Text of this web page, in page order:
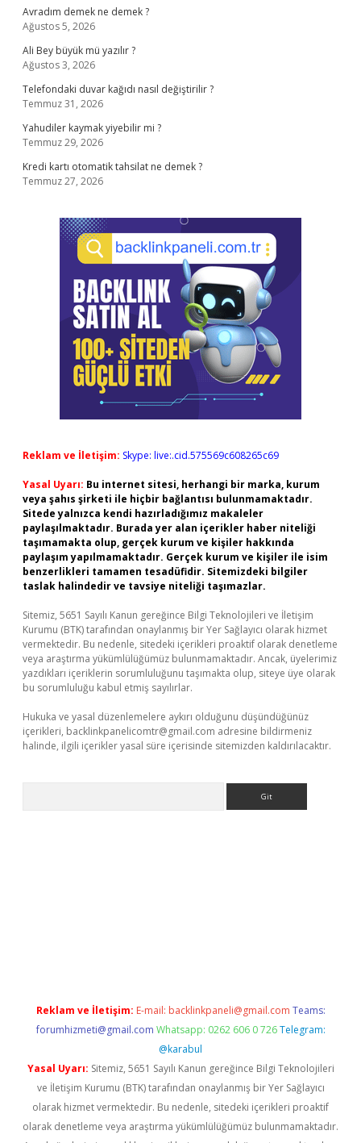
Avradım demek ne demek ?
Ağustos 5, 2026
Ali Bey büyük mü yazılır ?
Ağustos 3, 2026
Telefondaki duvar kağıdı nasıl değiştirilir ?
Temmuz 31, 2026
Yahudiler kaymak yiyebilir mi ?
Temmuz 29, 2026
Kredi kartı otomatik tahsilat ne demek ?
Temmuz 27, 2026
Reklam ve İletişim: Skype: live:.cid.575569c608265c69
Yasal Uyarı: Bu internet sitesi, herhangi bir marka, kurum
veya şahıs şirketi ile hiçbir bağlantısı bulunmamaktadır.
Sitede yalnızca kendi hazırladığımız makaleler
paylaşılmaktadır. Burada yer alan içerikler haber niteliği
taşımamakta olup, gerçek kurum ve kişiler hakkında
paylaşım yapılmamaktadır. Gerçek kurum ve kişiler ile isim
benzerlikleri tamamen tesadüfidir. Sitemizdeki bilgiler
taslak halindedir ve tavsiye niteliği taşımazlar.
Sitemiz, 5651 Sayılı Kanun gereğince Bilgi Teknolojileri ve İletişim
Kurumu (BTK) tarafından onaylanmış bir Yer Sağlayıcı olarak hizmet
vermektedir. Bu nedenle, sitedeki içerikleri proaktif olarak denetleme
veya araştırma yükümlülüğümüz bulunmamaktadır. Ancak, üyelerimiz
yazdıkları içeriklerin sorumluluğunu taşımakta olup, siteye üye olarak
bu sorumluluğu kabul etmiş sayılırlar.
Hukuka ve yasal düzenlemelere aykırı olduğunu düşündüğünüz
içerikleri, backlinkpanelicomtr@gmail.com adresine bildirmeniz
halinde, ilgili içerikler yasal süre içerisinde sitemizden kaldırılacaktır.
Reklam ve İletişim: E-mail: backlinkpaneli@gmail.com Teams:
forumhizmeti@gmail.com Whatsapp: 0262 606 0 726 Telegram:
@karabul
Yasal Uyarı: Sitemiz, 5651 Sayılı Kanun gereğince Bilgi Teknolojileri
ve İletişim Kurumu (BTK) tarafından onaylanmış bir Yer Sağlayıcı
olarak hizmet vermektedir. Bu nedenle, sitedeki içerikleri proaktif
olarak denetleme veya araştırma yükümlülüğümüz bulunmamaktadır.